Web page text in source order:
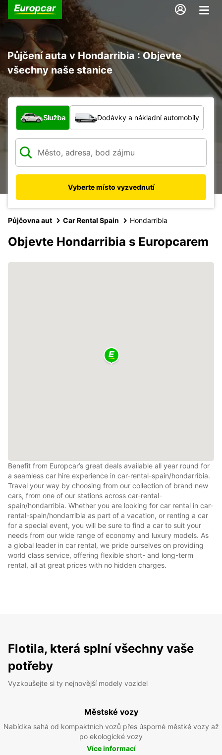
Půjčení auta v Hondarribia : Objevte
všechny naše stanice
Jaký typ vozidla?
Služba Dodávky a nákladní automobily
Vyberte místo vyzvednutí
Půjčovna aut Car Rental Spain Hondarribia
Objevte Hondarribia s Europcarem
Benefit from Europcar’s great deals available all year round for
a seamless car hire experience in car-rental-spain/hondarribia.
Travel your way by choosing from our collection of brand new
cars, from one of our stations across car-rental-
spain/hondarribia. Whether you are looking for car rental in car-
rental-spain/hondarribia as part of a vacation, or renting a car
for a special event, you will be sure to find a car to suit your
needs from our wide range of economy and luxury models. As
a global leader in car rental, we pride ourselves on providing
world class service, offering flexible short- and long-term
rental, all at great prices with no hidden charges.
Flotila, která splní všechny vaše
potřeby
Vyzkoušejte si ty nejnovější modely vozidel
Městské vozy
Nabídka sahá od kompaktních vozů přes úsporné městké vozy až
po ekologické vozy
Více informací